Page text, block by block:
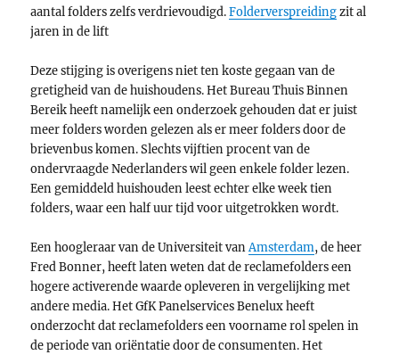
aantal folders zelfs verdrievoudigd.Folderverspreidingzit al
jaren in de lift
Deze stijging is overigens niet ten koste gegaan van de
gretigheid van de huishoudens. Het Bureau Thuis Binnen
Bereik heeft namelijk een onderzoek gehouden dat er juist
meer folders worden gelezen als er meer folders door de
brievenbus komen. Slechts vijftien procent van de
ondervraagde Nederlanders wil geen enkele folder lezen.
Een gemiddeld huishouden leest echter elke week tien
folders, waar een half uur tijd voor uitgetrokken wordt.
Een hoogleraar van de Universiteit vanAmsterdam, de heer
Fred Bonner, heeft laten weten dat de reclamefolders een
hogere activerende waarde opleveren in vergelijking met
andere media. Het GfK Panelservices Benelux heeft
onderzocht dat reclamefolders een voorname rol spelen in
de periode van oriëntatie door de consumenten. Het